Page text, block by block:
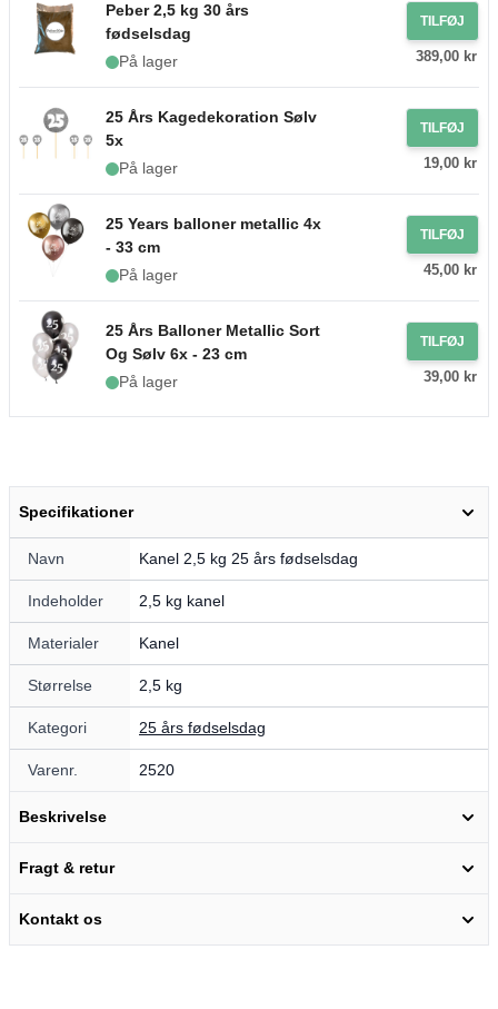
Peber 2,5 kg 30 års
fødselsdag
På lager
TILFØJ
389,00 kr
25 Års Kagedekoration Sølv
5x
På lager
TILFØJ
19,00 kr
25 Years balloner metallic 4x
- 33 cm
På lager
TILFØJ
45,00 kr
25 Års Balloner Metallic Sort
Og Sølv 6x - 23 cm
På lager
TILFØJ
39,00 kr
Specifikationer
Navn Kanel 2,5 kg 25 års fødselsdag
Indeholder 2,5 kg kanel
Materialer Kanel
Størrelse 2,5 kg
Kategori 25 års fødselsdag
Varenr. 2520
Beskrivelse
Fragt & retur
Kontakt os